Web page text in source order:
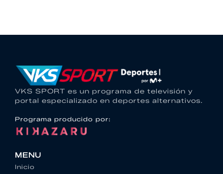
VKS SPORT es un programa de televisión y
portal especializado en deportes alternativos.
Programa producido por:
MENU
Inicio